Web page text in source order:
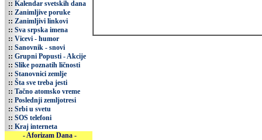
:: Kalendar svetskih dana
:: Zanimljive poruke
:: Zanimljivi linkovi
:: Sva srpska imena
:: Vicevi - humor
:: Sanovnik - snovi
:: Grupni Popusti - Akcije
:: Slike poznatih ličnosti
:: Stanovnici zemlje
:: Šta sve treba jesti
:: Tačno atomsko vreme
:: Poslednji zemljotresi
:: Srbi u svetu
:: SOS telefoni
:: Kraj interneta
- Aforizam Dana -